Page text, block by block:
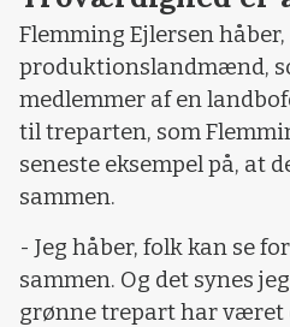
Flemming Ejlersen
produktionslandmænd,
medlemmer af en
til treparten, som
seneste eksempel på, at
sammen.
- Jeg håber, folk kan se
sammen. Og det synes
grønne trepart har været